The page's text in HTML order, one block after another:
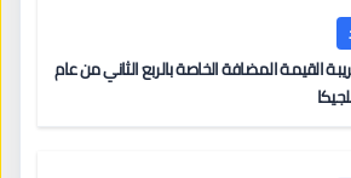
القيمة المضافة الخاصة بالربع الثاني من عام